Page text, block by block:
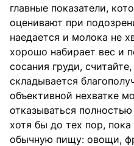
главные показатели,
оценивают при
наедается и молока не
хорошо набирает вес и
сосания груди,
складывается
объективной нехватке
отказываться
хотя бы до тех пор,
обычную пищу: овощи,